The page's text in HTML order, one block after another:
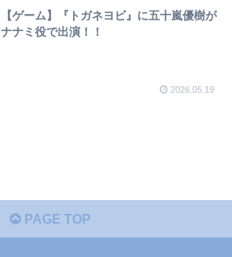
【ゲーム】『トガネヨビ』に五十嵐優樹が
ナナミ役で出演！！
2026.05.19
PAGE TOP